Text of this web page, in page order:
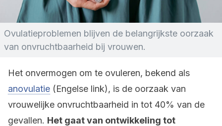
Ovulatieproblemen blijven de belangrijkste oorzaak
van onvruchtbaarheid bij vrouwen.
Het onvermogen om te ovuleren, bekend als
anovulatie (Engelse link), is de oorzaak van
vrouwelijke onvruchtbaarheid in tot 40% van de
gevallen. Het gaat van ontwikkeling tot